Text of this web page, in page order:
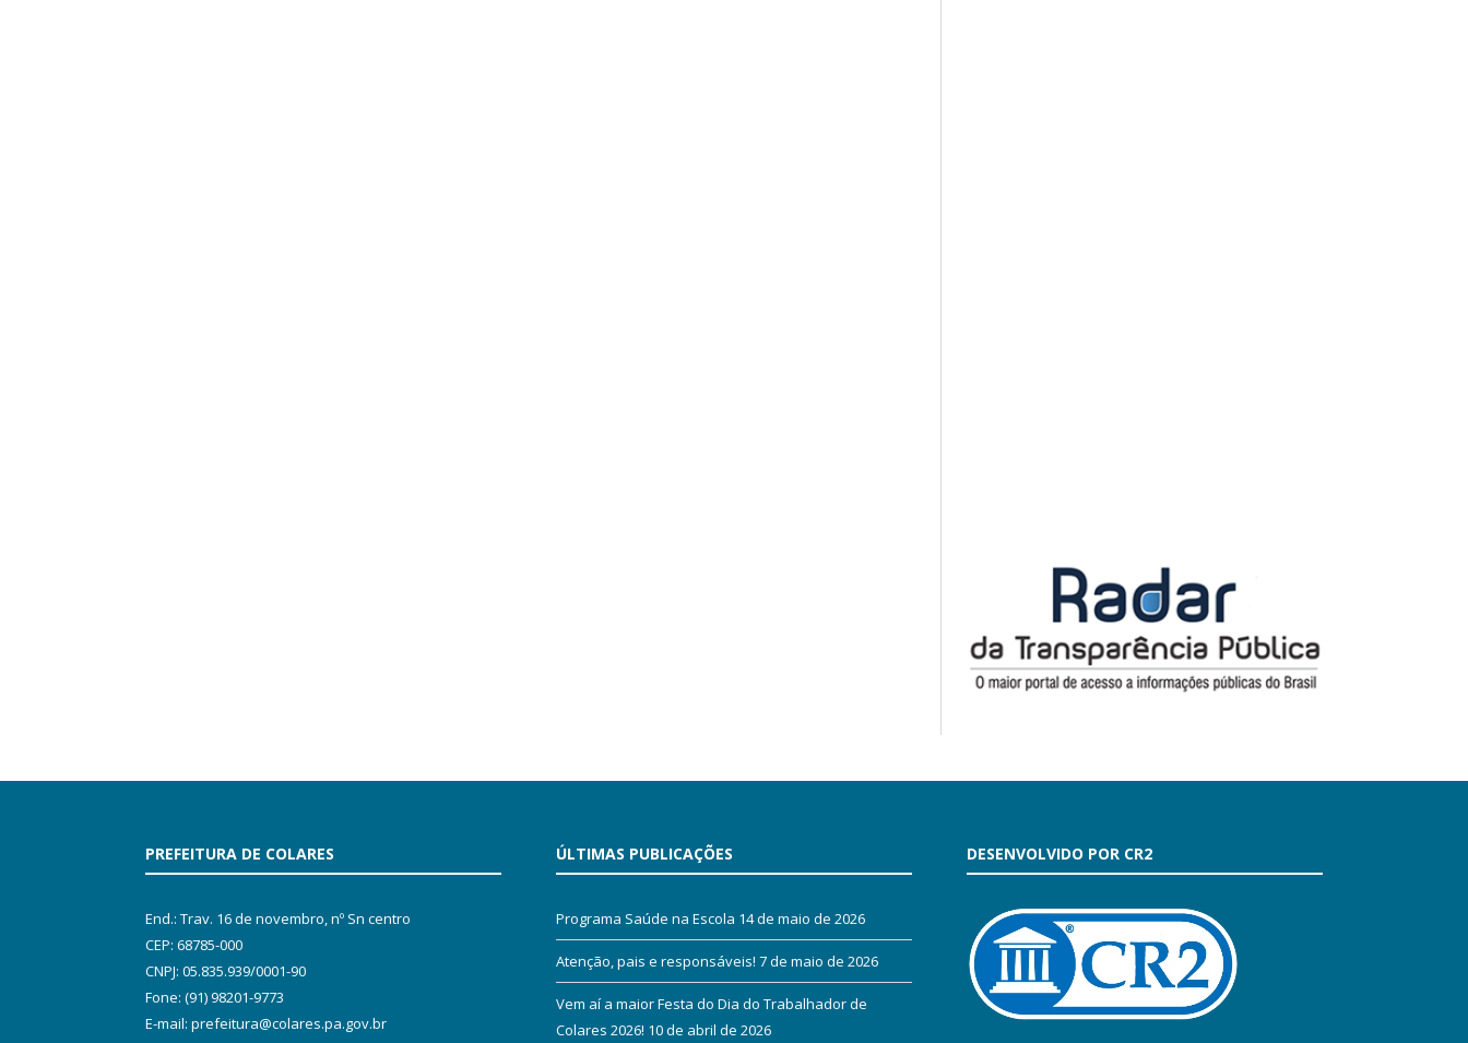
PREFEITURA DE COLARES
End.: Trav. 16 de novembro, nº Sn centro
CEP: 68785-000
CNPJ: 05.835.939/0001-90
Fone: (91) 98201-9773
E-mail: prefeitura@colares.pa.gov.br
ÚLTIMAS PUBLICAÇÕES
Programa Saúde na Escola 14 de maio de 2026
Atenção, pais e responsáveis! 7 de maio de 2026
Vem aí a maior Festa do Dia do Trabalhador de
Colares 2026! 10 de abril de 2026
DESENVOLVIDO POR CR2